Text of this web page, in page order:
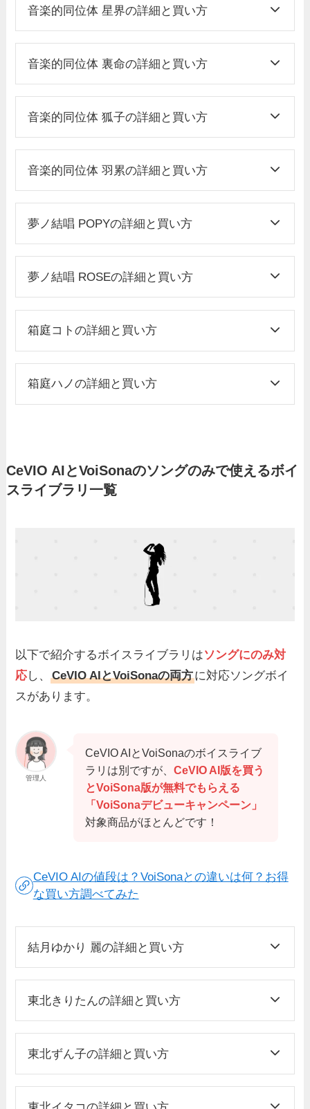
音楽的同位体 星界の詳細と買い方
音楽的同位体 裏命の詳細と買い方
音楽的同位体 狐子の詳細と買い方
音楽的同位体 羽累の詳細と買い方
夢ノ結唱 POPYの詳細と買い方
夢ノ結唱 ROSEの詳細と買い方
箱庭コトの詳細と買い方
箱庭ハノの詳細と買い方
CeVIO AIとVoiSonaのソングのみで使えるボイ
スライブラリ一覧
以下で紹介するボイスライブラリはソングにのみ対
応し、CeVIO AIとVoiSonaの両方に対応ソングボイ
スがあります。
管理人
CeVIO AIとVoiSonaのボイスライブ
ラリは別ですが、 CeVIO AI版を買う
とVoiSona版が無料でもらえる
「VoiSonaデビューキャンペーン」
対象商品がほとんどです！
CeVIO AIの値段は？VoiSonaとの違いは何？お得
な買い方調べてみた
結月ゆかり 麗の詳細と買い方
東北きりたんの詳細と買い方
東北ずん子の詳細と買い方